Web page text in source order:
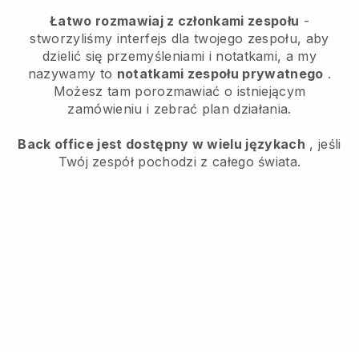
Łatwo rozmawiaj z członkami zespołu -
stworzyliśmy interfejs dla twojego zespołu, aby
dzielić się przemyśleniami i notatkami, a my
nazywamy to notatkami zespołu prywatnego .
Możesz tam porozmawiać o istniejącym
zamówieniu i zebrać plan działania.
Back office jest dostępny w wielu językach , jeśli
Twój zespół pochodzi z całego świata.